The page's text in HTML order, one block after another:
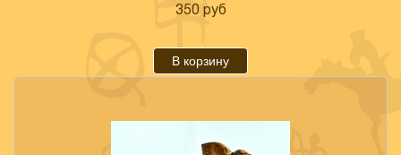
350 руб
В корзину